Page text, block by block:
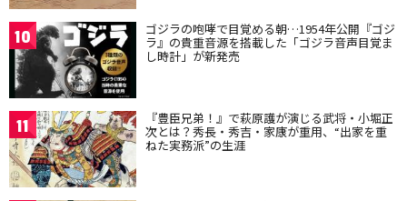
10 ゴジラの咆哮で目覚める朝…1954年公開『ゴジ
ラ』の貴重音源を搭載した「ゴジラ音声目覚ま
し時計」が新発売
11 『豊臣兄弟！』で萩原護が演じる武将・小堀正
次とは？秀長・秀吉・家康が重用、“出家を重
ねた実務派”の生涯